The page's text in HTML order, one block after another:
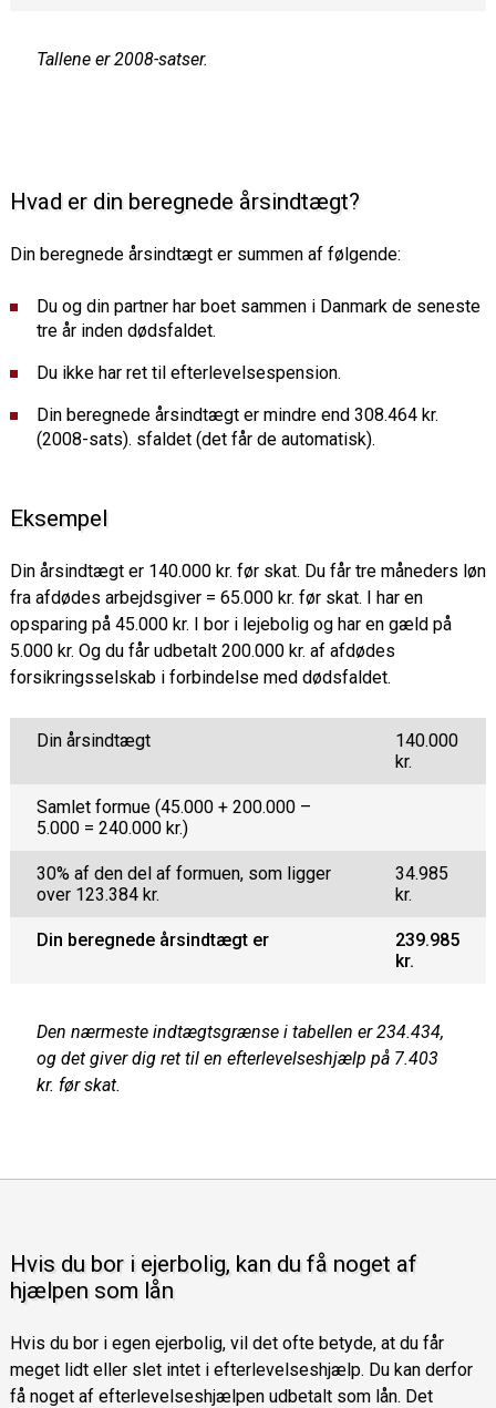
Tallene er 2008-satser.
Hvad er din beregnede årsindtægt?
Din beregnede årsindtægt er summen af følgende:
Du og din partner har boet sammen i Danmark de seneste
tre år inden dødsfaldet.
Du ikke har ret til efterlevelsespension.
Din beregnede årsindtægt er mindre end 308.464 kr.
(2008-sats). sfaldet (det får de automatisk).
Eksempel
Din årsindtægt er 140.000 kr. før skat. Du får tre måneders løn
fra afdødes arbejdsgiver = 65.000 kr. før skat. I har en
opsparing på 45.000 kr. I bor i lejebolig og har en gæld på
5.000 kr. Og du får udbetalt 200.000 kr. af afdødes
forsikringsselskab i forbindelse med dødsfaldet.
Din årsindtægt
140.000
kr.
Samlet formue (45.000 + 200.000 –
5.000 = 240.000 kr.)
30% af den del af formuen, som ligger
over 123.384 kr.
34.985
kr.
Din beregnede årsindtægt er
239.985
kr.
Den nærmeste indtægtsgrænse i tabellen er 234.434,
og det giver dig ret til en efterlevelseshjælp på 7.403
kr. før skat.
Hvis du bor i ejerbolig, kan du få noget af
hjælpen som lån
Hvis du bor i egen ejerbolig, vil det ofte betyde, at du får
meget lidt eller slet intet i efterlevelseshjælp. Du kan derfor
få noget af efterlevelseshjælpen udbetalt som lån. Det